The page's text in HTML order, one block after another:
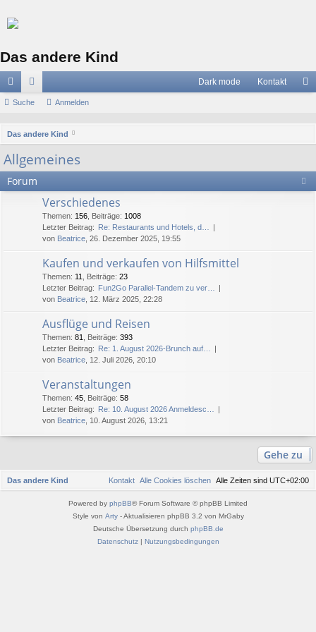
Das andere Kind
ch
llz
ug
riff
or
Dark mode Kontakt
el
Suche Anmelden
Das andere Kind
Allgemeines
Forum
Verschiedenes
Themen: 156 Beiträge: 1008
Letzter Beitrag: Re: Restaurants und Hotels, d…
von Beatrice , 26. Dezember 2025, 19:55
Kaufen und verkaufen von Hilfsmittel
Themen: 11 Beiträge: 23
Letzter Beitrag: Fun2Go Parallel-Tandem zu ver…
von Beatrice , 12. März 2025, 22:28
Ausflüge und Reisen
Themen: 81 Beiträge: 393
Letzter Beitrag: Re: 1. August 2026-Brunch auf…
von Beatrice , 12. Juli 2026, 20:10
Veranstaltungen
Themen: 45 Beiträge: 58
Letzter Beitrag: Re: 10. August 2026 Anmeldesc…
von Beatrice , 10. August 2026, 13:21
Gehe zu
Das andere Kind Alle Zeiten sind UTC+02:00
Alle Cookies löschen
Kontakt
Powered by phpBB® Forum Software © phpBB Limited
Style von Arty- Aktualisieren phpBB 3.2 von MrGaby
Deutsche Übersetzung durch phpBB.de
Datenschutz| Nutzungsbedingungen